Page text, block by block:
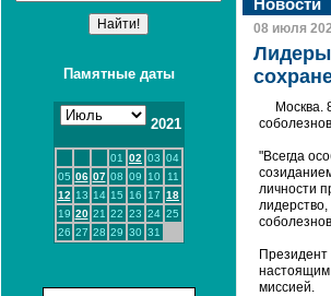
Памятные даты
2021
01 02 03 04
05 06 07 08 09 10
11
12 13 14 15 16 17 18
19 20 21 22 23 24 25
26 27 28 29 30 31
Новости
08 июля
Лидеры
Москва.
"Всегда
личности
Президент
настоящим
миссией.